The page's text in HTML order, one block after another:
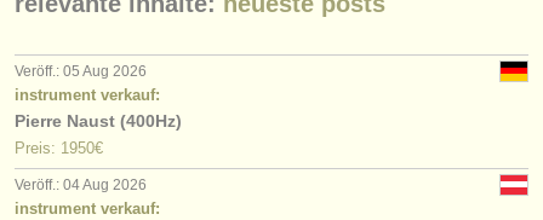
Veröff.: 05 Aug 2026
instrument verkauf:
Pierre Naust (400Hz)
Preis: 1950€
Veröff.: 04 Aug 2026
instrument verkauf: